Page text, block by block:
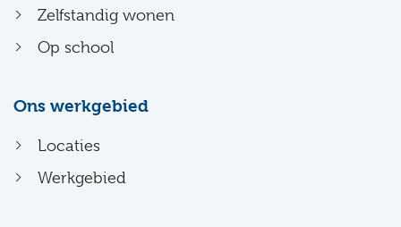
Zelfstandig wonen
Op school
Ons werkgebied
Locaties
Werkgebied